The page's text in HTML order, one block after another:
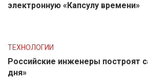
электронную «Капсулу времени»
ТЕХНОЛОГИИ
Российские инженеры построят
дня»